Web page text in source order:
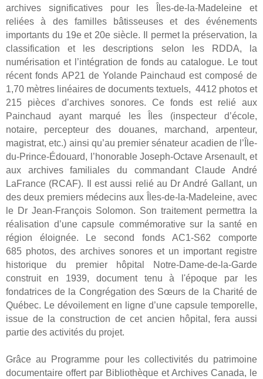
archives significatives pour les Îles-de-la-Madeleine et
reliées à des familles bâtisseuses et des événements
importants du 19e et 20e siècle.
Il permet la préservation, la
classification et les descriptions selon les RDDA, la
numérisation et l’intégration de fonds au catalogue. Le tout
récent fonds AP21 de Yolande Painchaud est composé de
1,70 mètres linéaires de documents textuels, 4412 photos et
215 pièces d’archives sonores. Ce fonds est relié aux
Painchaud ayant marqué les Îles (inspecteur d’école,
notaire, percepteur des douanes, marchand, arpenteur,
magistrat, etc.) ainsi qu’au premier sénateur acadien de l’Île-
du-Prince-Édouard, l’honorable Joseph-Octave Arsenault, et
aux archives familiales du commandant Claude André
LaFrance (RCAF).
Il est aussi relié au Dr André Gallant, un
des deux premiers médecins aux Îles-de-la-Madeleine, avec
le Dr Jean-François Solomon. Son traitement permettra la
réalisation d’une capsule commémorative sur la santé en
région éloignée. Le second fonds AC1-S62 comporte
685 photos, des archives sonores et un important registre
historique du premier hôpital Notre-Dame-de-la-Garde
construit en 1939, document tenu à l'époque par les
fondatrices de la Congrégation des Sœurs de la Charité de
Québec. Le dévoilement en ligne d’une capsule temporelle,
issue de la construction de cet ancien hôpital, fera aussi
partie des activités du projet.
Grâce au Programme pour les collectivités du patrimoine
documentaire offert par Bibliothèque et Archives Canada, le